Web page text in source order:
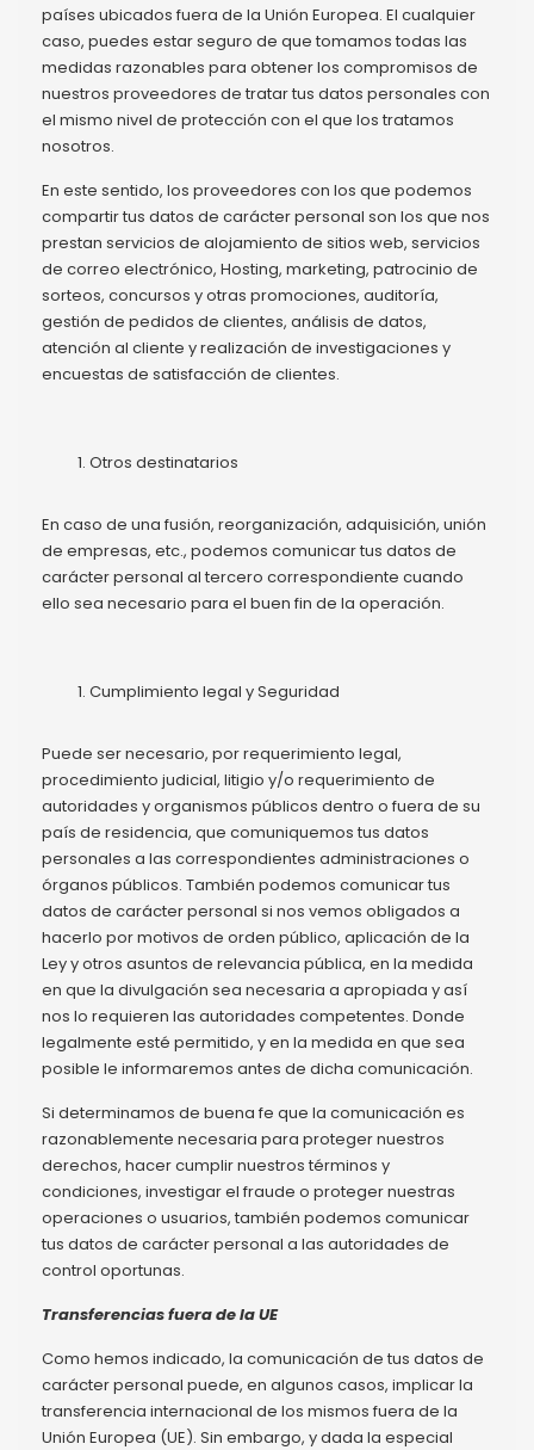
países ubicados fuera de la Unión Europea. El cualquier
caso, puedes estar seguro de que tomamos todas las
medidas razonables para obtener los compromisos de
nuestros proveedores de tratar tus datos personales con
el mismo nivel de protección con el que los tratamos
nosotros.
En este sentido, los proveedores con los que podemos
compartir tus datos de carácter personal son los que nos
prestan servicios de alojamiento de sitios web, servicios
de correo electrónico, Hosting, marketing, patrocinio de
sorteos, concursos y otras promociones, auditoría,
gestión de pedidos de clientes, análisis de datos,
atención al cliente y realización de investigaciones y
encuestas de satisfacción de clientes.
Otros destinatarios
En caso de una fusión, reorganización, adquisición, unión
de empresas, etc., podemos comunicar tus datos de
carácter personal al tercero correspondiente cuando
ello sea necesario para el buen fin de la operación.
Cumplimiento legal y Seguridad
Puede ser necesario, por requerimiento legal,
procedimiento judicial, litigio y/o requerimiento de
autoridades y organismos públicos dentro o fuera de su
país de residencia, que comuniquemos tus datos
personales a las correspondientes administraciones o
órganos públicos. También podemos comunicar tus
datos de carácter personal si nos vemos obligados a
hacerlo por motivos de orden público, aplicación de la
Ley y otros asuntos de relevancia pública, en la medida
en que la divulgación sea necesaria a apropiada y así
nos lo requieren las autoridades competentes. Donde
legalmente esté permitido, y en la medida en que sea
posible le informaremos antes de dicha comunicación.
Si determinamos de buena fe que la comunicación es
razonablemente necesaria para proteger nuestros
derechos, hacer cumplir nuestros términos y
condiciones, investigar el fraude o proteger nuestras
operaciones o usuarios, también podemos comunicar
tus datos de carácter personal a las autoridades de
control oportunas.
Transferencias fuera de la UE
Como hemos indicado, la comunicación de tus datos de
carácter personal puede, en algunos casos, implicar la
transferencia internacional de los mismos fuera de la
Unión Europea (UE). Sin embargo, y dada la especial